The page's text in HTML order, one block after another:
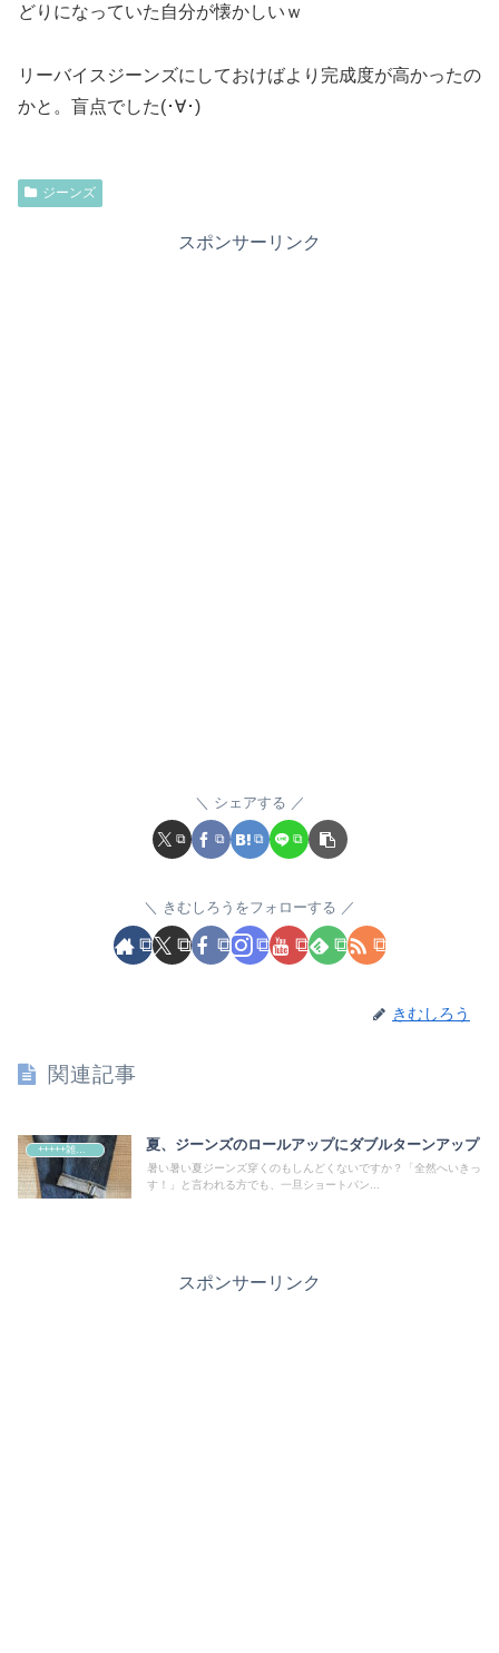
どりになっていた自分が懐かしいｗ
リーバイスジーンズにしておけばより完成度が高かったの
かと。盲点でした(･∀･)
ジーンズ
スポンサーリンク
シェアする
きむしろうをフォローする
きむしろう
関連記事
夏、ジーンズのロールアップにダブルターンアップ
暑い暑い夏ジーンズ穿くのもしんどくないですか？「全然へいきっ
す！」と言われる方でも、一旦ショートパン...
スポンサーリンク